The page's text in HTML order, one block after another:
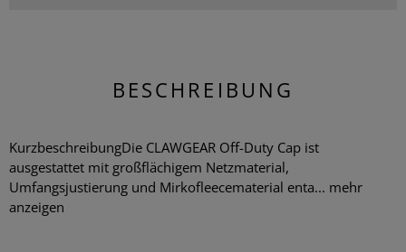
BESCHREIBUNG
KurzbeschreibungDie CLAWGEAR Off-Duty Cap ist
ausgestattet mit großflächigem Netzmaterial,
Umfangsjustierung und Mirkofleecematerial enta... mehr
anzeigen